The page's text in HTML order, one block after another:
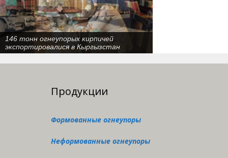
146 тонн огнеупорых кирпичей
экспортировалися в Кыргызстан
Продукции
Формованные огнеупоры
Неформованные огнеупоры